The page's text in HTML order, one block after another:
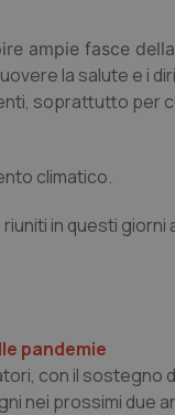
ampie fasce della
la salute e i
soprattutto per
climatico.
in questi giorni
pandemie
con il sostegno
nei prossimi due